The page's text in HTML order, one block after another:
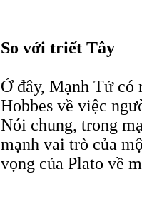
So với triết Tây
Ở đây, Mạnh Tử
Hobbes về việc
Nói chung, trong
mạnh vai trò của
vọng của Plato về